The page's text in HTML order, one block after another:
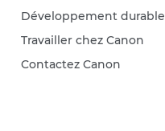
Développement durable
Travailler chez Canon
Contactez Canon